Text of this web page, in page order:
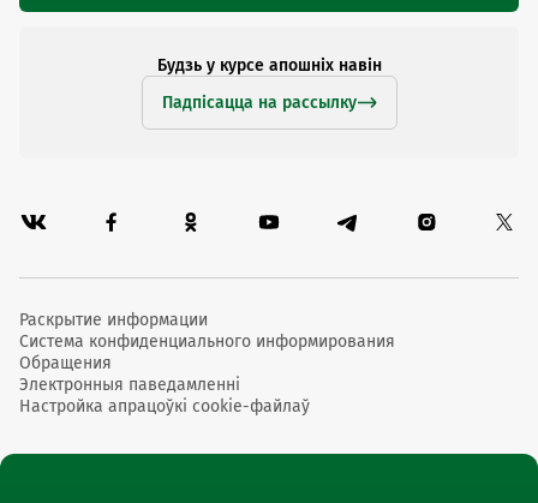
Будзь у курсе апошніх навін
Падпісацца на рассылку
Раскрытие информации
Система конфиденциального информирования
Обращения
Электронныя паведамленні
Настройка апрацоўкі cookie-файлаў